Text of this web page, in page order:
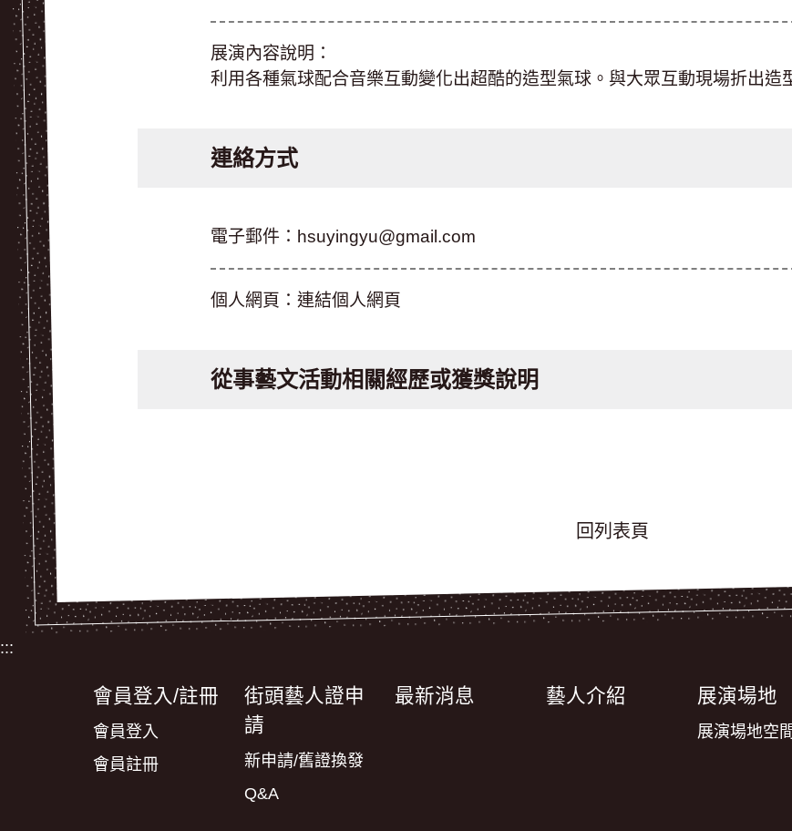
展演內容說明：
利用各種氣球配合音樂互動變化出超酷的造型氣球。與大眾互動現場折出造
連絡方式
電子郵件： hsuyingyu@gmail.com
個人網頁： 連結個人網頁
從事藝文活動相關經歷或獲獎說明
回列表頁
:::
會員登入/註冊
會員登入
會員註冊
街頭藝人證申
請
新申請/舊證換發
Q&A
最新消息 藝人介紹 展演場地
展演場地空